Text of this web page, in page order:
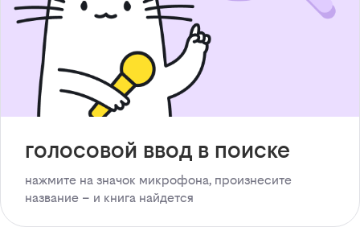
голосовой ввод в поиске
нажмите на значок микрофона, произнесите
название – и книга найдется